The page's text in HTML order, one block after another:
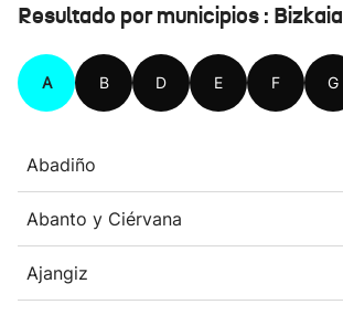
Resultado por municipios : Bizkaia
A B D E F G
Abadiño
Abanto y Ciérvana
Ajangiz